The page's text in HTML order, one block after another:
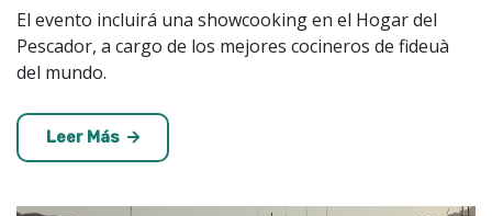
El evento incluirá una showcooking en el Hogar del
Pescador, a cargo de los mejores cocineros de fideuà
del mundo.
Leer Más